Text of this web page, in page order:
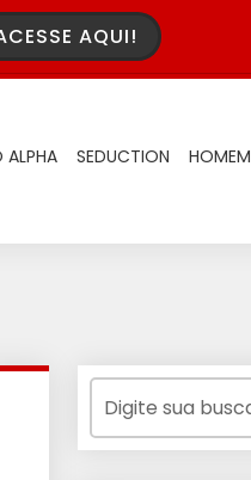
AQUI!
SEDUCTION HOMEM